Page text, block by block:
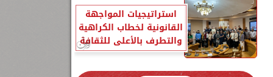
استراتيجيات المواجهة
القانونية لخطاب الكراهية
والتطرف بالأعلى للثقافة